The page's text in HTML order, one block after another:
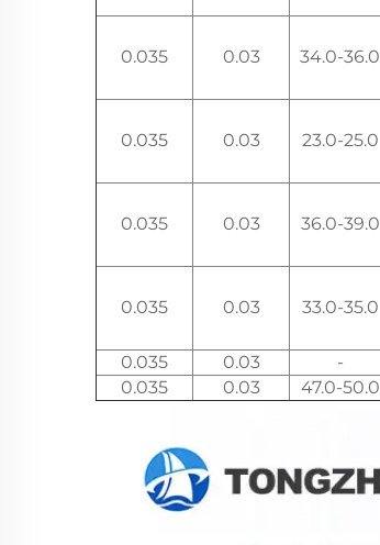
34.0-36.0
0.03
0.035
23.0-25.0
0.03
0.035
36.0-39.0
0.03
0.035
33.0-35.0
0.03
0.035
-
0.03
0.035
47.0-50.0
0.03
0.035